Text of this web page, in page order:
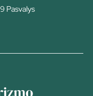
Pasvalys